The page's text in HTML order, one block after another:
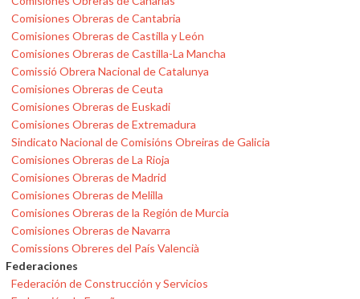
Comisiones Obreras de Cantabria
Comisiones Obreras de Castilla y León
Comisiones Obreras de Castilla-La Mancha
Comissió Obrera Nacional de Catalunya
Comisiones Obreras de Ceuta
Comisiones Obreras de Euskadi
Comisiones Obreras de Extremadura
Sindicato Nacional de Comisións Obreiras de Galicia
Comisiones Obreras de La Rioja
Comisiones Obreras de Madrid
Comisiones Obreras de Melilla
Comisiones Obreras de la Región de Murcia
Comisiones Obreras de Navarra
Comissions Obreres del País Valencià
Federaciones
Federación de Construcción y Servicios